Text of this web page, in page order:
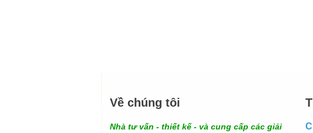
Về chúng tôi
Nhà tư vấn - thiết kế - và cung cấp các giải